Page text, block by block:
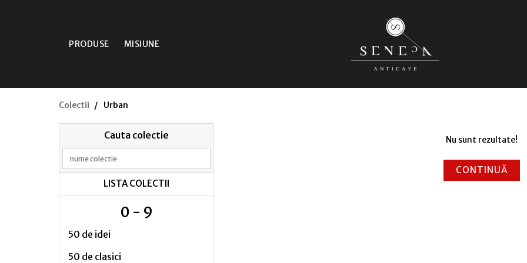
PRODUSE MISIUNE
Colectii Urban
Cauta colectie
LISTA COLECTII
0 - 9
50 de idei
50 de clasici
Nu sunt rezultate!
CONTINUĂ